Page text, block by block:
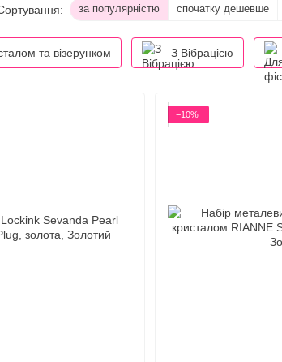
за популярністю спочатку дешевше
та візерунком З Вібрацією
−10%